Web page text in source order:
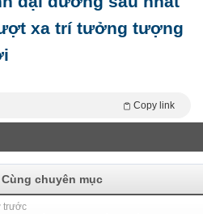
xa trí tưởng tượng
Copy link
Cùng chuyên mục
trước